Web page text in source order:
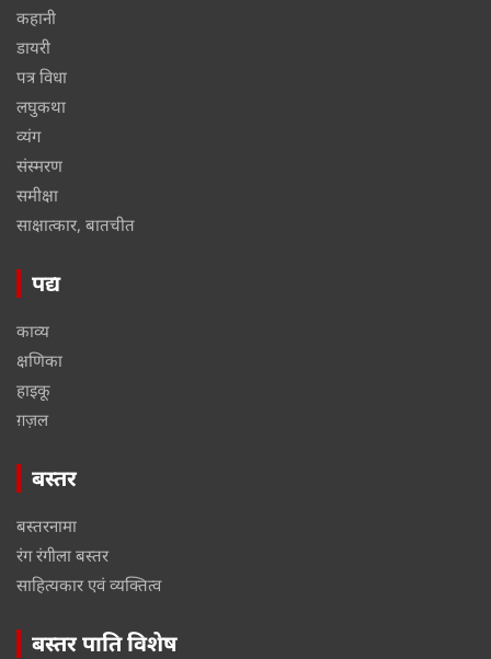
कहानी
डायरी
पत्र विधा
लघुकथा
व्यंग
संस्मरण
समीक्षा
साक्षात्कार, बातचीत
पद्य
काव्य
क्षणिका
हाइकू
ग़ज़ल
बस्तर
बस्तरनामा
रंग रंगीला बस्तर
साहित्यकार एवं व्यक्तित्व
बस्तर पाति विशेष